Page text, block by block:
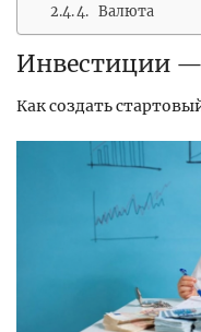
4. Валюта
Инвестиции
Как создать